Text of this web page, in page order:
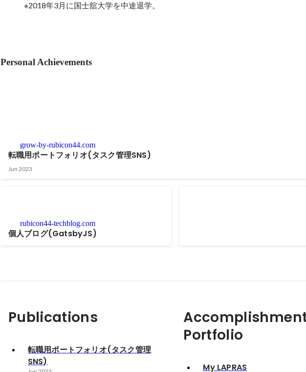
※2018年3月に国士舘大学を中途退学。
Personal Achievements
grow-by-rubicon44.com
転職用ポートフォリオ(タスク管理SNS)
Jun 2023
rubicon44-techblog.com
個人ブログ(GatsbyJS)
Publications
転職用ポートフォリオ(タスク管理
SNS)
Portfolio
My LAPRAS